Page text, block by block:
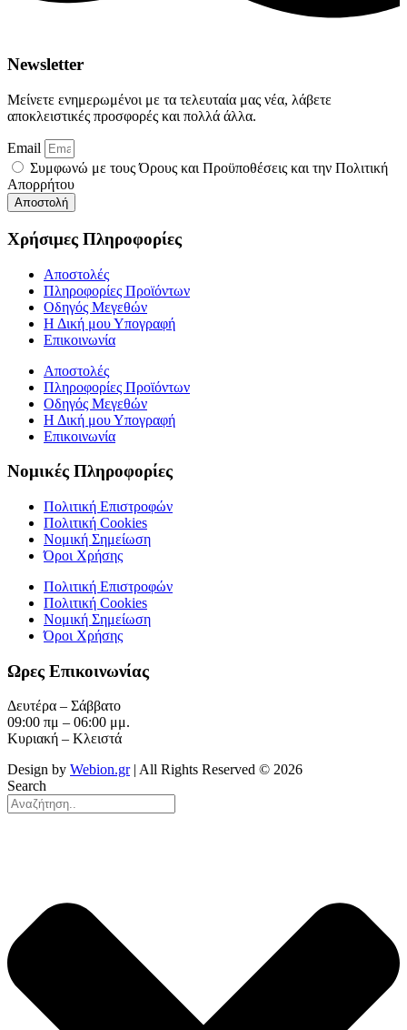
Newsletter
Μείνετε ενημερωμένοι με τα τελευταία μας νέα, λάβετε
αποκλειστικές προσφορές και πολλά άλλα.
Email
Συμφωνώ με τους Όρους και Προϋποθέσεις και την Πολιτική
Απορρήτου
Αποστολή
Χρήσιμες Πληροφορίες
Αποστολές
Πληροφορίες Προϊόντων
Οδηγός Μεγεθών
Η Δική μου Υπογραφή
Επικοινωνία
Αποστολές
Πληροφορίες Προϊόντων
Οδηγός Μεγεθών
Η Δική μου Υπογραφή
Επικοινωνία
Νομικές Πληροφορίες
Πολιτική Επιστροφών
Πολιτική Cookies
Νομική Σημείωση
Όροι Χρήσης
Πολιτική Επιστροφών
Πολιτική Cookies
Νομική Σημείωση
Όροι Χρήσης
Ωρες Επικοινωνίας
Δευτέρα – Σάββατο
09:00 πμ – 06:00 μμ.
Κυριακή – Κλειστά
Design by Webion.gr| All Rights Reserved © 2026
Search